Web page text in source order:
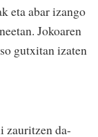
eta abar izango
Jokoaren
gutxitan izaten
zauritzen da-